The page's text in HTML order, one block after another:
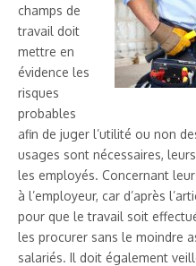
champs de
travail doit
mettre en
évidence les
risques
probables
afin de juger l’utilité ou non
usages sont nécessaires,
les employés. Concernant
à l’employeur, car d’après
pour que le travail soit
les procurer sans le moindre
salariés. Il doit également